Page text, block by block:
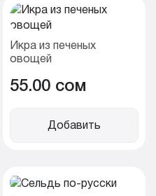
Икра из печеных
овощей
55.00 cом
Добавить